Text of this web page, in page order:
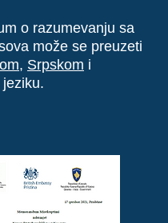
o razumevanju sa
može se preuzeti
, Srpskom i
jeziku.